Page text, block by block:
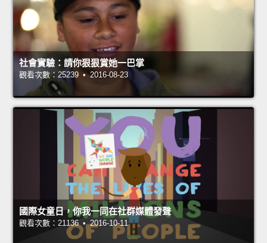
社會實驗：請你狠狠賞她一巴掌
觀看次數：25239 • 2016-08-23
國際女童日，你我一同在社群媒體發聲
觀看次數：21136 • 2016-10-11